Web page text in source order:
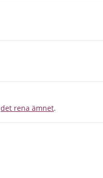
det rena ämnet.